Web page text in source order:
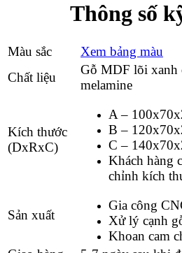
Thông số
Màu sắc
Xem bảng màu
Chất liệu
Gỗ MDF lõi xanh
melamine
Kích thước
(DxRxC)
A –
B –
C –
Khách hàng
chỉnh kích
Sản xuất
Gia công
Xử lý cạnh
Khoan cam